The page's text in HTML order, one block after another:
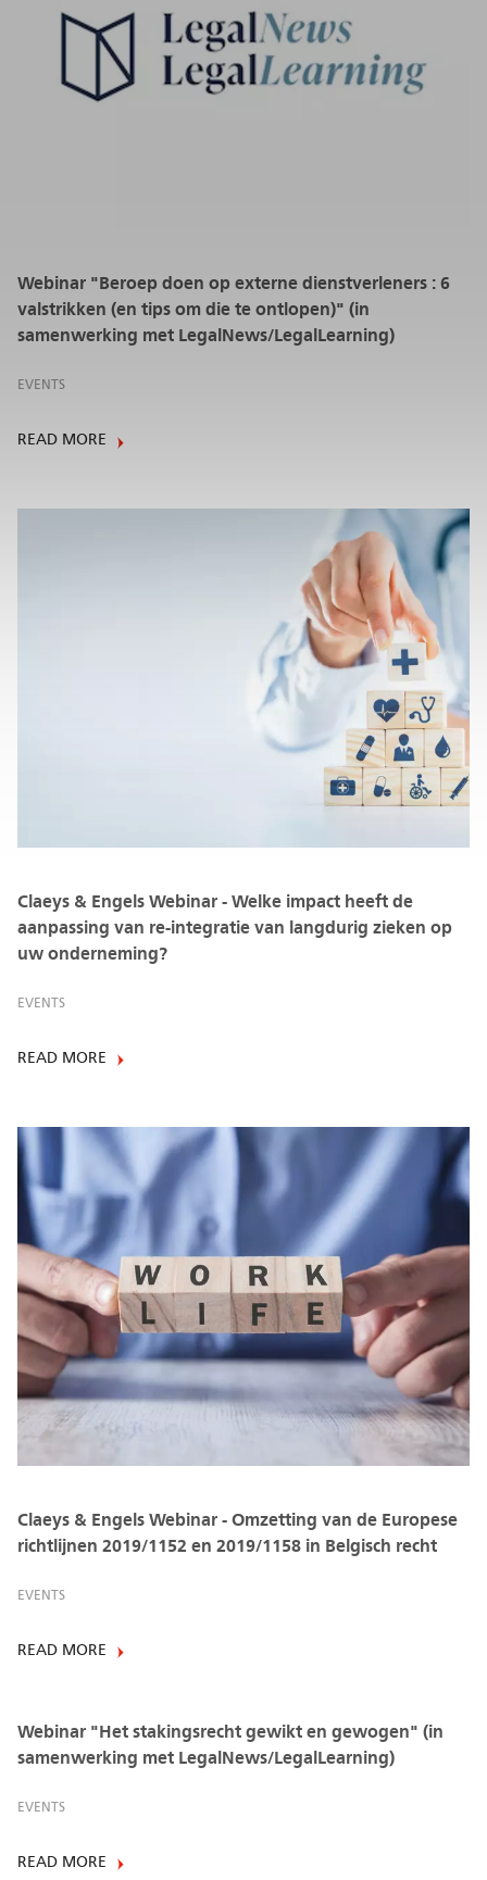
Webinar "Beroep doen op externe dienstverleners : 6
valstrikken (en tips om die te ontlopen)" (in
samenwerking met LegalNews/LegalLearning)
EVENTS
READ MORE
Claeys & Engels Webinar - Welke impact heeft de
aanpassing van re-integratie van langdurig zieken op
uw onderneming?
EVENTS
READ MORE
Claeys & Engels Webinar - Omzetting van de Europese
richtlijnen 2019/1152 en 2019/1158 in Belgisch recht
EVENTS
READ MORE
Webinar "Het stakingsrecht gewikt en gewogen" (in
samenwerking met LegalNews/LegalLearning)
EVENTS
READ MORE